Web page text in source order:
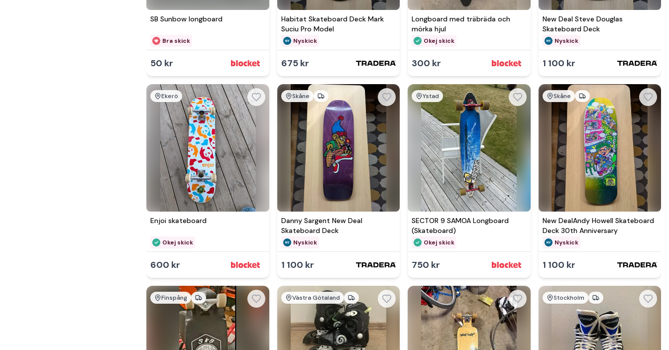
SB Sunbow longboard
Bra skick
50 kr
Habitat Skateboard Deck Mark
Suciu Pro Model
Nyskick
675 kr
Longboard med träbräda och
mörka hjul
Okej skick
300 kr
New Deal Steve Douglas
Skateboard Deck
Nyskick
1 100 kr
Se mer hos
Ekerö
Enjoi skateboard
Okej skick
600 kr
Se mer hos
Skåne
Danny Sargent New Deal
Skateboard Deck
Nyskick
1 100 kr
Ystad
SECTOR 9 SAMOA Longboard
(Skateboard)
Okej skick
750 kr
Skåne
New DealAndy Howell Skateboard
Deck 30th Anniversary
Nyskick
1 100 kr
Se mer hos
Finspång
Se mer hos
Västra Götaland Stockholm